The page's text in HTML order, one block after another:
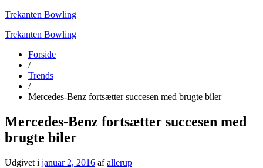
Trekanten Bowling
Trekanten Bowling
Forside
/
Trends
/
Mercedes-Benz fortsætter succesen med brugte biler
Mercedes-Benz fortsætter succesen med
brugte biler
Udgivet i januar 2, 2016 afallerup